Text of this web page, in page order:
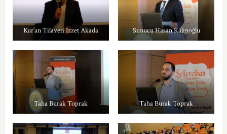
Kur’an Tilaveti İzzet Akada Sunucu Hasan Kalınoğlu
Taha Burak Toprak Taha Burak Toprak